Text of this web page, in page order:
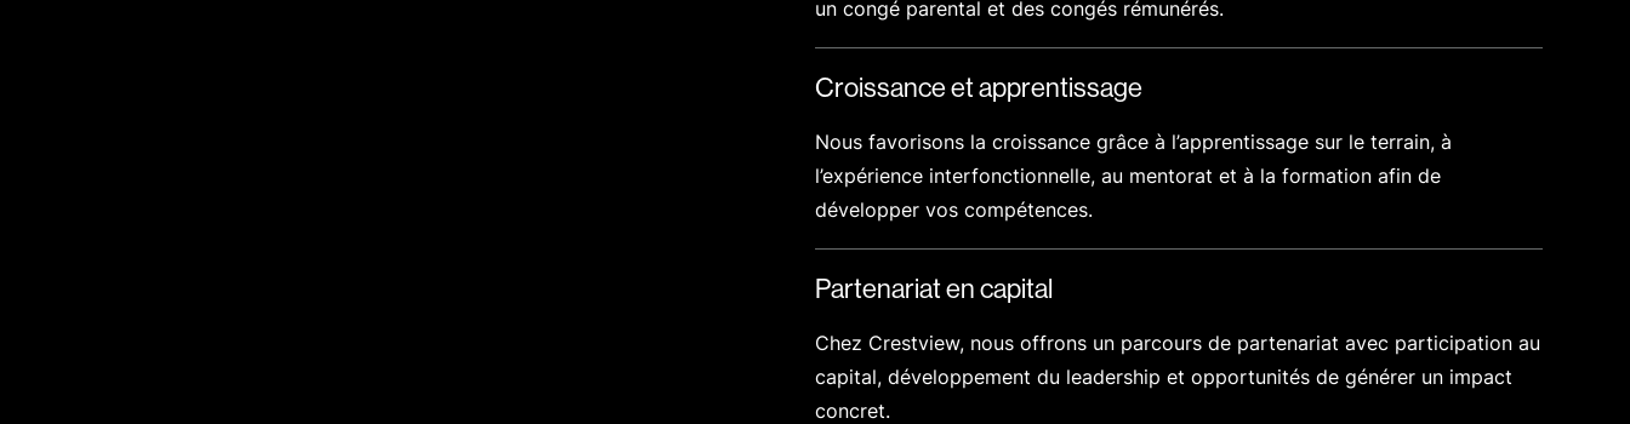
un congé parental et des congés rémunérés.
Croissance et apprentissage
Nous favorisons la croissance grâce à l’apprentissage sur le terrain, à
l’expérience interfonctionnelle, au mentorat et à la formation afin de
développer vos compétences.
Partenariat en capital
Chez Crestview, nous offrons un parcours de partenariat avec participation au
capital, développement du leadership et opportunités de générer un impact
concret.